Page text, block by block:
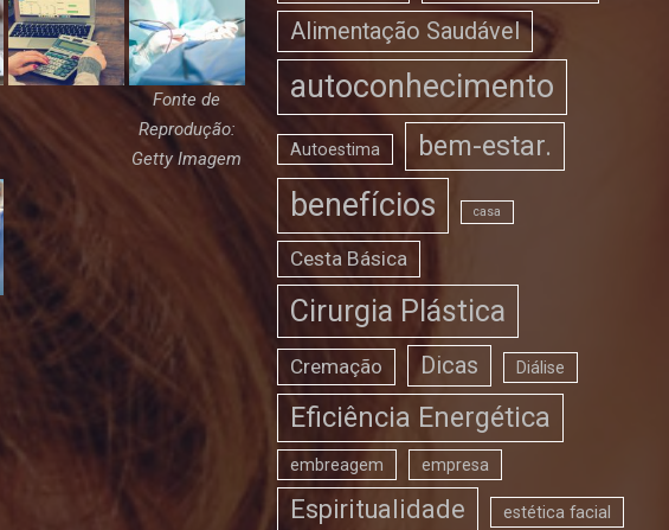
Fonte de
Reprodução:
Getty Imagem
Alimentação Saudável
autoconhecimento
Autoestima bem-estar.
benefícios casa
Cesta Básica
Cirurgia Plástica
Cremação Dicas Diálise
Eficiência Energética
embreagem empresa
Espiritualidade estética facial